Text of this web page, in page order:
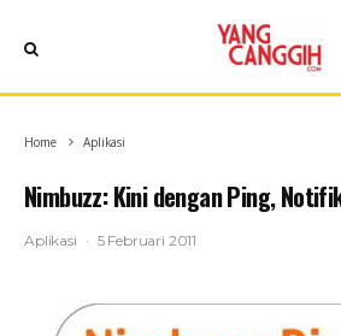
Home Aplikasi
Nimbuzz: Kini dengan Ping,
Aplikasi · 5 Februari 2011